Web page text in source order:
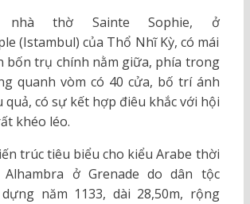
nhà thờ Sainte Sophie, ở
(Istambul) của Thổ Nhĩ Kỳ, có mái
bốn trụ chính nằm giữa, phía trong
quanh vòm có 40 cửa, bố trí ánh
quả, có sự kết hợp điêu khắc với hội
khéo léo.
trúc tiêu biểu cho kiểu Arabe thời
ở Grenade do dân tộc
năm 1133, dài 28,50m, rộng